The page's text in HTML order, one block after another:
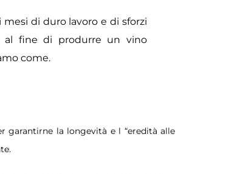
di duro lavoro e di sforzi
al fine di produrre un vino
come.
garantirne la longevità e l “eredità alle